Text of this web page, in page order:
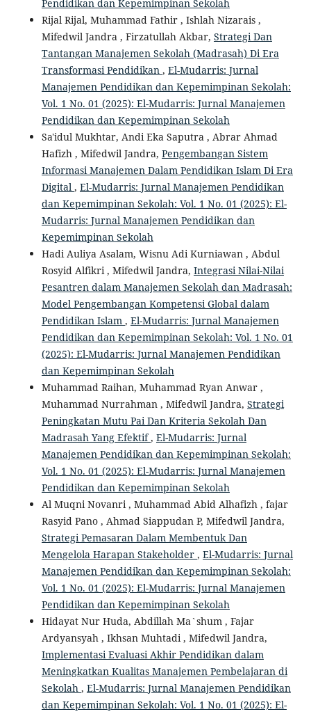
Pendidikan dan Kepemimpinan Sekolah
Rijal Rijal, Muhammad Fathir , Ishlah Nizarais ,
Mifedwil Jandra , Firzatullah Akbar, Strategi Dan
Tantangan Manajemen Sekolah (Madrasah) Di Era
Transformasi Pendidikan , El-Mudarris: Jurnal
Manajemen Pendidikan dan Kepemimpinan Sekolah:
Vol. 1 No. 01 (2025): El-Mudarris: Jurnal Manajemen
Pendidikan dan Kepemimpinan Sekolah
Sa'idul Mukhtar, Andi Eka Saputra , Abrar Ahmad
Hafizh , Mifedwil Jandra, Pengembangan Sistem
Informasi Manajemen Dalam Pendidikan Islam Di Era
Digital , El-Mudarris: Jurnal Manajemen Pendidikan
dan Kepemimpinan Sekolah: Vol. 1 No. 01 (2025): El-
Mudarris: Jurnal Manajemen Pendidikan dan
Kepemimpinan Sekolah
Hadi Auliya Asalam, Wisnu Adi Kurniawan , Abdul
Rosyid Alfikri , Mifedwil Jandra, Integrasi Nilai-Nilai
Pesantren dalam Manajemen Sekolah dan Madrasah:
Model Pengembangan Kompetensi Global dalam
Pendidikan Islam , El-Mudarris: Jurnal Manajemen
Pendidikan dan Kepemimpinan Sekolah: Vol. 1 No. 01
(2025): El-Mudarris: Jurnal Manajemen Pendidikan
dan Kepemimpinan Sekolah
Muhammad Raihan, Muhammad Ryan Anwar ,
Muhammad Nurrahman , Mifedwil Jandra, Strategi
Peningkatan Mutu Pai Dan Kriteria Sekolah Dan
Madrasah Yang Efektif, El-Mudarris: Jurnal
Manajemen Pendidikan dan Kepemimpinan Sekolah:
Vol. 1 No. 01 (2025): El-Mudarris: Jurnal Manajemen
Pendidikan dan Kepemimpinan Sekolah
Al Muqni Novanri , Muhammad Abid Alhafizh , fajar
Rasyid Pano , Ahmad Siappudan P, Mifedwil Jandra,
Strategi Pemasaran Dalam Membentuk Dan
Mengelola Harapan Stakeholder , El-Mudarris: Jurnal
Manajemen Pendidikan dan Kepemimpinan Sekolah:
Vol. 1 No. 01 (2025): El-Mudarris: Jurnal Manajemen
Pendidikan dan Kepemimpinan Sekolah
Hidayat Nur Huda, Abdillah Ma`shum , Fajar
Ardyansyah , Ikhsan Muhtadi , Mifedwil Jandra,
Implementasi Evaluasi Akhir Pendidikan dalam
Meningkatkan Kualitas Manajemen Pembelajaran di
Sekolah , El-Mudarris: Jurnal Manajemen Pendidikan
dan Kepemimpinan Sekolah: Vol. 1 No. 01 (2025): El-